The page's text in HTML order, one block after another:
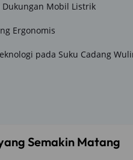
Dukungan Mobil Listrik
Ergonomis
pada Suku Cadang
Semakin Matang